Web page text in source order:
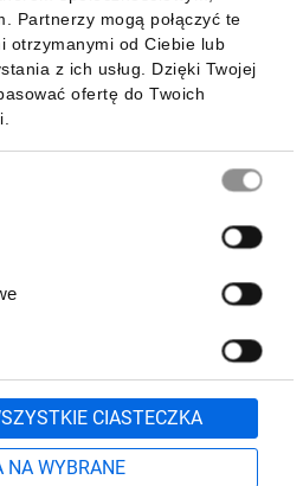
Partnerzy mogą połączyć te
otrzymanymi od Ciebie lub
z ich usług. Dzięki Twojej
ofertę do Twoich
CIASTECZKA
NA WYBRANE
aplikację mobilną:
lub
71 37 61 600
kontaktowy